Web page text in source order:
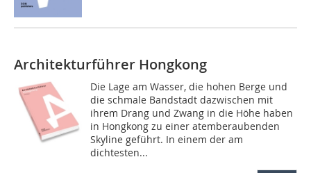
Architekturführer Hongkong
Die Lage am Wasser, die hohen Berge und
die schmale Bandstadt dazwischen mit
ihrem Drang und Zwang in die Höhe haben
in Hongkong zu einer atemberaubenden
Skyline geführt. In einem der am
dichtesten...